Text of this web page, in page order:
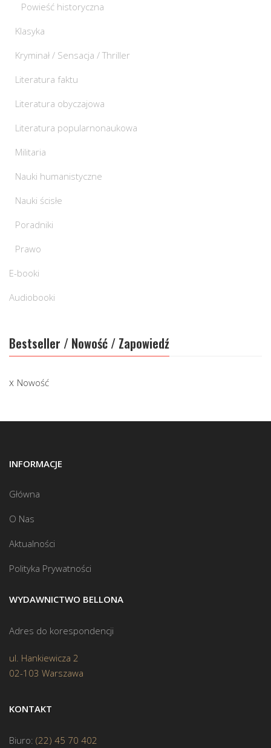
Powieść historyczna
Klasyka
Kryminał / Sensacja / Thriller
Literatura faktu
Literatura obyczajowa
Literatura popularnonaukowa
Militaria
Nauki humanistyczne
Nauki ścisłe
Poradniki
Prawo
E-booki
Audiobooki
Bestseller / Nowość / Zapowiedź
Nowość
INFORMACJE
Główna
O Nas
Aktualności
Polityka Prywatności
WYDAWNICTWO BELLONA
Adres do korespondencji
ul. Hankiewicza 2
02-103 Warszawa
KONTAKT
Biuro: (22) 45 70 402